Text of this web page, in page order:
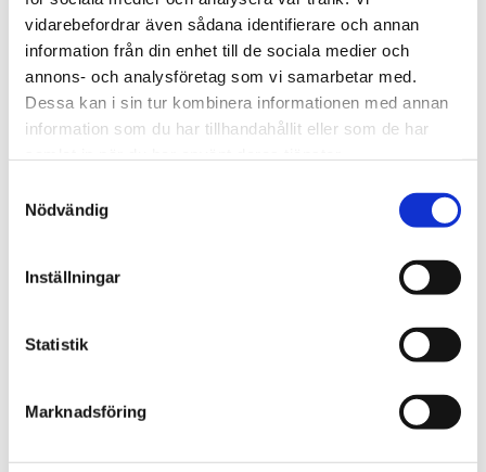
vidarebefordrar även sådana identifierare och annan
information från din enhet till de sociala medier och
annons- och analysföretag som vi samarbetar med.
Dessa kan i sin tur kombinera informationen med annan
information som du har tillhandahållit eller som de har
Nödvändig
Inställningar
Statistik
Marknadsföring
Lättmonterad
lasthållarfot för Thule Evo-
takräcken, för fordon med
integrerad reling.
1 795 kr
1 975 kr
720600
Lättmonterad
lasthållarfot för Thule
Edge-takräcken, för
fordon med integrerad
reling.
2 525kr
2 635kr